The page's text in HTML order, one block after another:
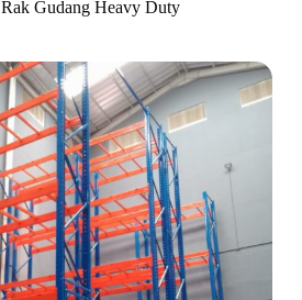
Rak Gudang Heavy Duty